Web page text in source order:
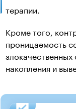
терапии.
Кроме того,
проницаемость
накопления и